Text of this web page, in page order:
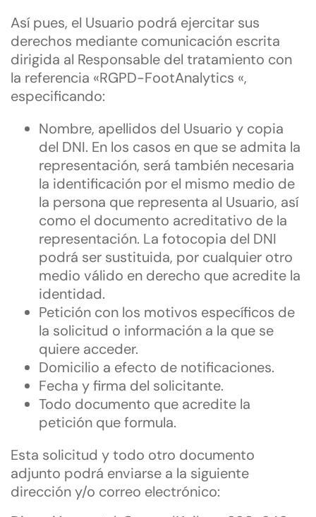
Así pues, el Usuario podrá ejercitar sus
derechos mediante comunicación escrita
dirigida al Responsable del tratamiento con
la referencia «RGPD-FootAnalytics «,
especificando:
Nombre, apellidos del Usuario y copia
del DNI. En los casos en que se admita la
representación, será también necesaria
la identificación por el mismo medio de
la persona que representa al Usuario, así
como el documento acreditativo de la
representación. La fotocopia del DNI
podrá ser sustituida, por cualquier otro
medio válido en derecho que acredite la
identidad.
Petición con los motivos específicos de
la solicitud o información a la que se
quiere acceder.
Domicilio a efecto de notificaciones.
Fecha y firma del solicitante.
Todo documento que acredite la
petición que formula.
Esta solicitud y todo otro documento
adjunto podrá enviarse a la siguiente
dirección y/o correo electrónico: